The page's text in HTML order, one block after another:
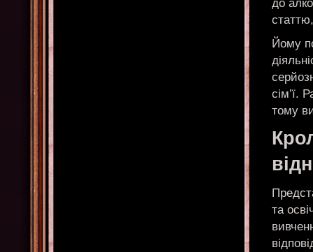
до
Йому
сім’ї.
тому
та